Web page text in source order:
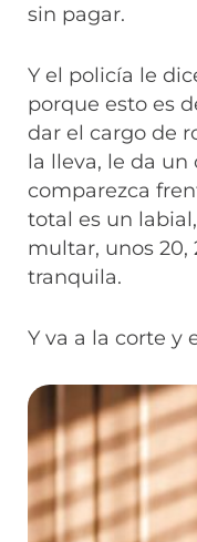
sin pagar.
Y el policía le
porque esto es
dar el cargo de
la lleva, le da
comparezca
total es un
multar, unos 20,
tranquila.
Y va a la corte y